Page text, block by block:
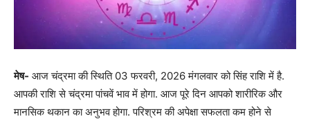
मेष- आज चंद्रमा की स्थिति 03 फरवरी, 2026 मंगलवार को सिंह राशि में है.
आपकी राशि से चंद्रमा पांचवें भाव में होगा. आज पूरे दिन आपको शारीरिक और
मानसिक थकान का अनुभव होगा. परिश्रम की अपेक्षा सफलता कम होने से